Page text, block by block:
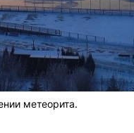
метеорита.